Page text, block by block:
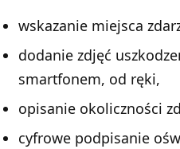
wskazanie miejsca
dodanie zdjęć
smartfonem, od ręki,
opisanie okoliczności
cyfrowe podpisanie